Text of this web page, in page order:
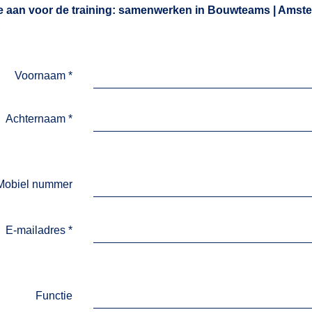
aan voor de training: samenwerken in Bouwteams |
Voornaam *
Achternaam *
nummer
E-mailadres *
Functie